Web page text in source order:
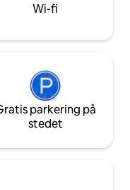
Wi-fi
parkering på
stedet